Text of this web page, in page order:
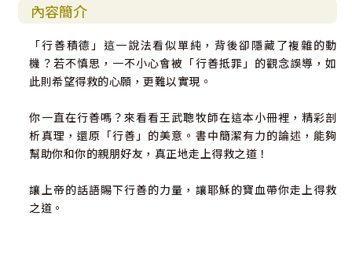
內容簡介
「行善積德」這一說法看似單純，背後卻隱藏了複雜的動
機？若不慎思，一不小心會被「行善抵罪」的觀念誤導，如
此則希望得救的心願，更難以實現。
你一直在行善嗎？來看看王武聰牧師在這本小冊裡，精彩剖
析真理，還原「行善」的美意。書中簡潔有力的論述，能夠
幫助你和你的親朋好友，真正地走上得救之道！
讓上帝的話語賜下行善的力量，讓耶穌的寶血帶你走上得救
之道。